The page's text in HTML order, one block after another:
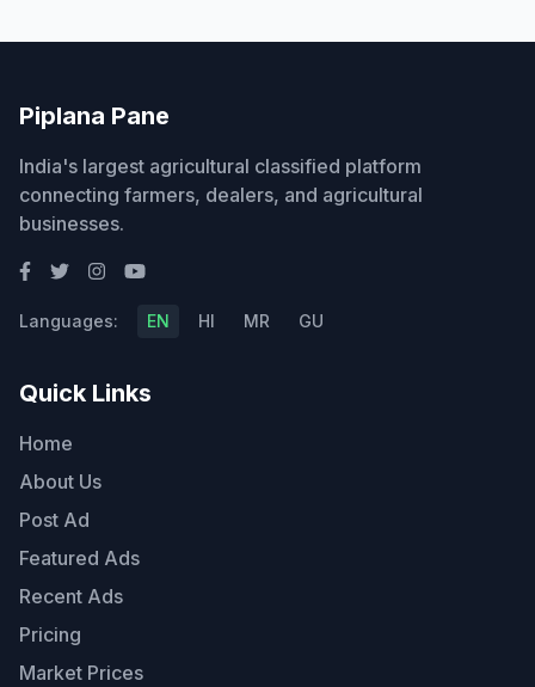
Piplana Pane
India's largest agricultural classified platform
connecting farmers, dealers, and agricultural
businesses.
Languages: EN HI MR GU
Quick Links
Home
About Us
Post Ad
Featured Ads
Recent Ads
Pricing
Market Prices